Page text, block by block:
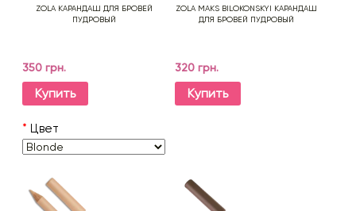
ZOLA КАРАНДАШ ДЛЯ БРОВЕЙ
ПУДРОВЫЙ
350 грн.
Купить
* Цвет
ZOLA MAKS BILOKONSKYI КАРАНДАШ
ДЛЯ БРОВЕЙ ПУДРОВЫЙ
320 грн.
Купить